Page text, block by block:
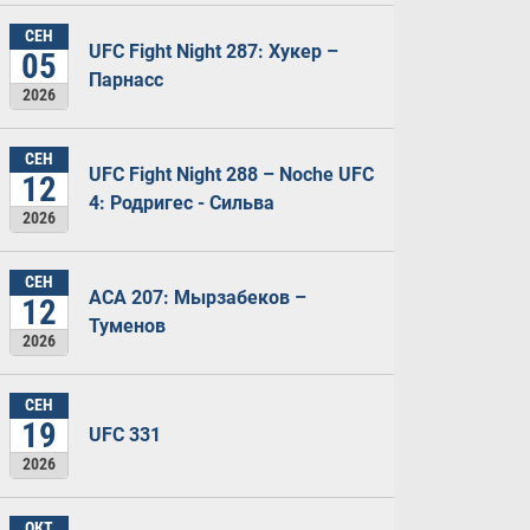
СЕН
05
2026
UFC Fight Night 287: Хукер –
Парнасс
СЕН
12
2026
UFC Fight Night 288 – Noche UFC
4: Родригес - Сильва
СЕН
12
2026
ACA 207: Мырзабеков –
Туменов
СЕН
19
2026
UFC 331